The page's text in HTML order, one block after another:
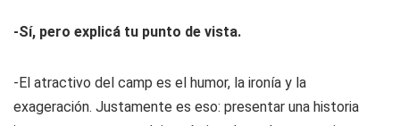
-Sí, pero explicá tu punto de vista.
-El atractivo del camp es el humor, la ironía y la
exageración. Justamente es eso: presentar una historia